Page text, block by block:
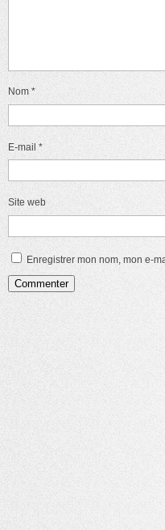
Nom *
E-mail *
Site web
Enregistrer mon nom, mon e-